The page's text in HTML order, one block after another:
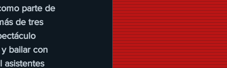
parte de
de tres
bailar con
asistentes